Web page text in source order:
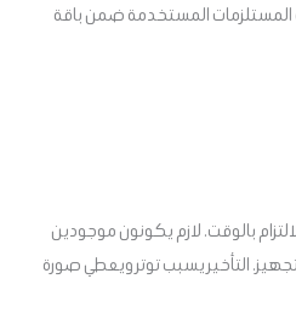
المستلزمات المستخدمة ضمن باقة
بالوقت. لازم يكونون موجودين
التأخير يسبب توتر ويعطي صورة